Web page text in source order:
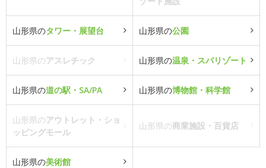
山形県のタワー・展望台 山形県の公園
山形県のアスレチック 山形県の温泉・スパリゾート
山形県の道の駅・SA/PA 山形県の博物館・科学館
山形県のアウトレット・ショ
ッピングモール
山形県の商業施設・百貨店
山形県の美術館